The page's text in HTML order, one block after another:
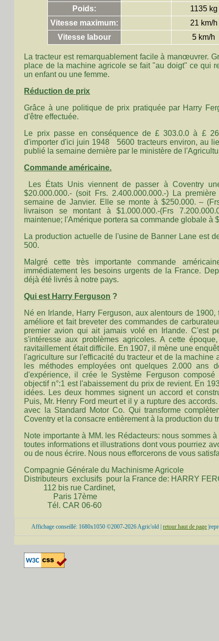
Poids:
1135 kg
Vitesse maximum:
21 km/h
Vitesse labour
5 km/h
La tracteur est remarquablement facile à manœuvrer.
place de la machine agricole se fait "au doigt" ce qui
un enfant ou une femme.
Réduction de prix
Grâce à une politique de prix pratiquée par Harry
d'être effectuée.
Le prix passe en conséquence de £ 303.0.0 à £
d'importer d'ici juin 1948 5600 tracteurs environ, au
publié la semaine dernière par le ministère de
Commande américaine.
Les États Unis viennent de passer à Coventry
$20.000.000.- (soit Frs. 2.400.000.000.-) La
semaine de Janvier. Elle se monte à $250.000. –
livraison se montant à $1.000.000.-(Frs
maintenue; l'Amérique portera sa commande globale à
La production actuelle de l'usine de Banner Lane est
500.
Malgré cette très importante commande
immédiatement les besoins urgents de la France.
déjà été livrés à notre pays.
Qui est Harry Ferguson ?
Né en Irlande, Harry Ferguson, aux alentours de
améliore et fait breveter des commandes de
premier avion qui ait jamais volé en Irlande. C'est
s'intéresse aux problèmes agricoles. A cette
ravitaillement était difficile. En 1907, il mène une
l'agriculture sur l'efficacité du tracteur et de la
les méthodes employées ont quelques 2.000 ans
d'expérience, il crée le Système Ferguson
objectif n°:1 est l'abaissement du prix de revient. En
idées. Les deux hommes signent un accord et
Puis, Mr. Henry Ford meurt et il y a rupture des
avec la Standard Motor Co. Qui transforme
Coventry et la consacre entièrement à la production du
Note importante à MM. les Rédacteurs: nous sommes
toutes informations et illustrations dont vous pourriez
ou de nous écrire. Nous nous efforcerons de vous
Compagnie Générale du Machinisme Agricole
Distributeurs exclusifs pour la France de: HARRY
112 bis rue Cardinet,
Paris 17ème
Tél. CAR 06-60
Affichage conseillé: 1680x1050 ©2007-2026 Agric'old |retour haut de page